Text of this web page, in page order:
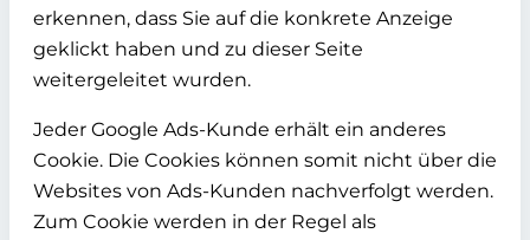
erkennen, dass Sie auf die konkrete Anzeige
geklickt haben und zu dieser Seite
weitergeleitet wurden.
Jeder Google Ads-Kunde erhält ein anderes
Cookie. Die Cookies können somit nicht über die
Websites von Ads-Kunden nachverfolgt werden.
Zum Cookie werden in der Regel als